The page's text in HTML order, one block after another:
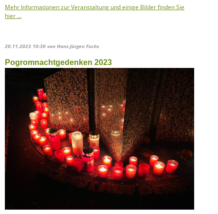
Mehr Informationen zur Veranstaltung und einige Bilder finden Sie
hier …
20.11.2023 10:30 von Hans-Jürgen Fuchs
Pogromnachtgedenken 2023